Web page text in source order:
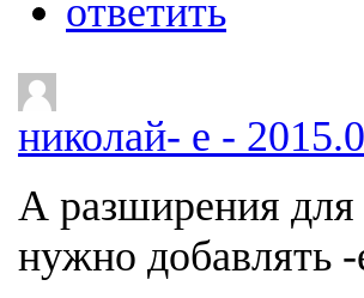
ответить
николай- е -
А разширения для
нужно добавлять -